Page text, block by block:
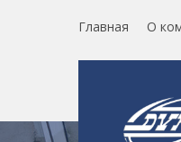
Главная О